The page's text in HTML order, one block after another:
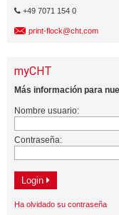
+49 7071 154 0
print-flock@cht.com